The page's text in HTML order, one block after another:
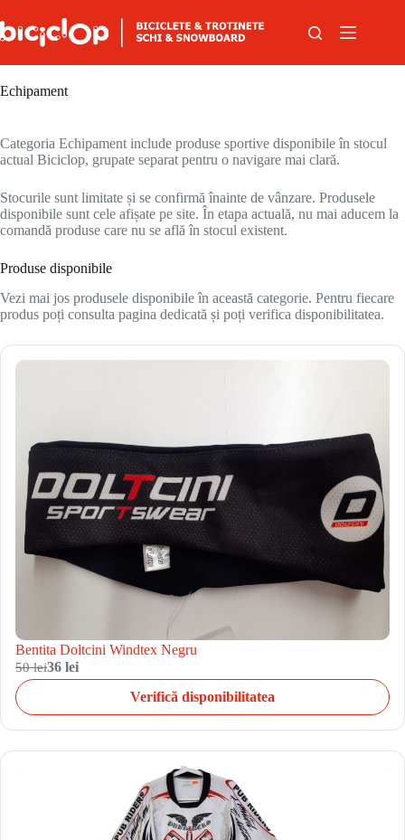
Echipament
Categoria Echipament include produse sportive disponibile în stocul
actual Biciclop, grupate separat pentru o navigare mai clară.
Stocurile sunt limitate și se confirmă înainte de vânzare. Produsele
disponibile sunt cele afișate pe site. În etapa actuală, nu mai aducem la
comandă produse care nu se află în stocul existent.
Produse disponibile
Vezi mai jos produsele disponibile în această categorie. Pentru fiecare
produs poți consulta pagina dedicată și poți verifica disponibilitatea.
Bentita Doltcini Windtex Negru
50 lei36 lei
Verifică disponibilitatea